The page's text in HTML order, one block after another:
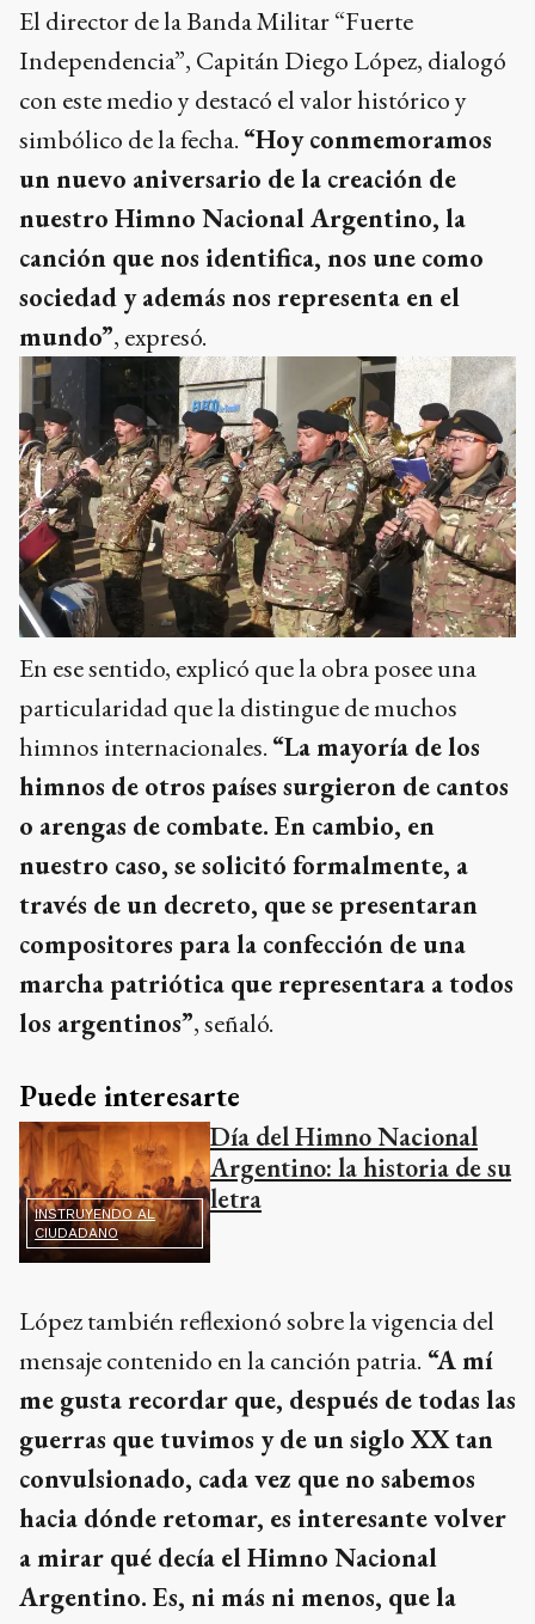
El director de la Banda Militar “Fuerte
Independencia”, Capitán Diego López, dialogó
con este medio y destacó el valor histórico y
simbólico de la fecha. “Hoy conmemoramos
un nuevo aniversario de la creación de
nuestro Himno Nacional Argentino, la
canción que nos identifica, nos une como
sociedad y además nos representa en el
mundo”, expresó.
En ese sentido, explicó que la obra posee una
particularidad que la distingue de muchos
himnos internacionales. “La mayoría de los
himnos de otros países surgieron de cantos
o arengas de combate. En cambio, en
nuestro caso, se solicitó formalmente, a
través de un decreto, que se presentaran
compositores para la confección de una
marcha patriótica que representara a todos
los argentinos”, señaló.
Puede interesarte
INSTRUYENDO AL
CIUDADANO
Día del Himno Nacional
Argentino: la historia de su
letra
López también reflexionó sobre la vigencia del
mensaje contenido en la canción patria. “A mí
me gusta recordar que, después de todas las
guerras que tuvimos y de un siglo XX tan
convulsionado, cada vez que no sabemos
hacia dónde retomar, es interesante volver
a mirar qué decía el Himno Nacional
Argentino. Es, ni más ni menos, que la